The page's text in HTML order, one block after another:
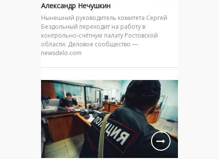
Александр Нечушкин
Нынешний руководитель комитета Сергей
Бездольный переходит на работу в
контрольно-счётную палату Ростовской
области. Деловое сообщество —
newsdelo.com